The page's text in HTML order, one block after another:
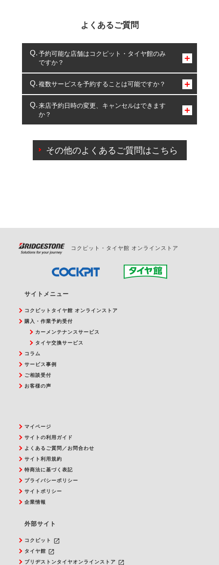
よくあるご質問
予約可能な店舗はコクピット・タイヤ館のみ
ですか？
コクピット・タイヤ館のみとなります。
複数サービスを予約することは可能ですか？
複数サービスのご予約は可能です。
一部の商品・サービスの組み合わせに限り、同時にご予約が
出来ないものもございます。
来店予約日時の変更、キャンセルはできます
か？
ご来店予約日の3営業日前を過ぎている場合のご予約
の日時変更につきましては、直接ご予約の店舗まで
その他のよくあるご質問はこちら
コクピット・タイヤ館 オンラインストア
サイトメニュー
コクピットタイヤ館 オンラインストア
購入・作業予約受付
カーメンテナンスサービス
タイヤ交換サービス
コラム
サービス事例
ご相談受付
お客様の声
マイページ
サイトの利用ガイド
よくあるご質問／お問合わせ
サイト利用規約
特商法に基づく表記
プライバシーポリシー
サイトポリシー
企業情報
外部サイト
コクピット launch
タイヤ館 launch
ブリヂストンタイヤオンラインストア launch